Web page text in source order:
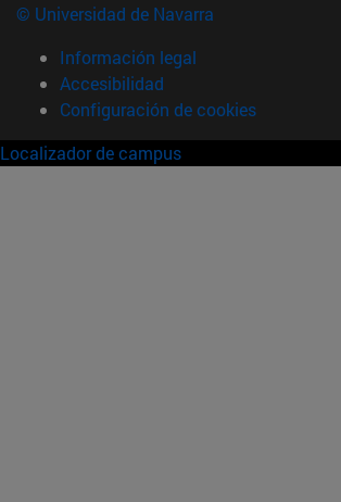
© Universidad de Navarra
Información legal
Accesibilidad
Configuración de cookies
Localizador de campus